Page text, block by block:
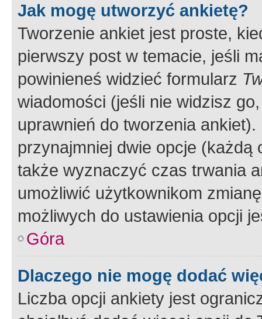
Jak mogę utworzyć ankietę?
Tworzenie ankiet jest proste,
pierwszy post w temacie, jeśli
powinieneś widzieć formularz
wiadomości (jeśli nie widzisz
uprawnień do tworzenia
przynajmniej dwie opcje
także wyznaczyć czas trwania
umożliwić użytkownikom
możliwych do ustawienia opcji
Góra
Dlaczego nie mogę dodać
Liczba opcji ankiety jest